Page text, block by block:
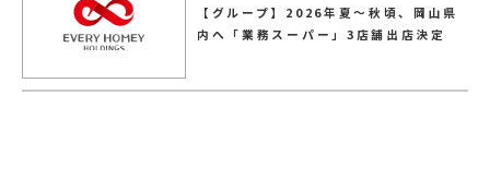
【グループ】2026年夏～秋頃、岡山県
内へ「業務スーパー」3店舗出店決定